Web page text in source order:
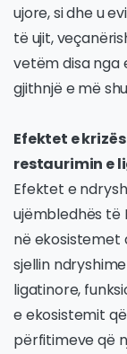
ujore, si dhe u
të ujit,
vetëm disa nga
gjithnjë e më
Efektet e
restaurimin e
Efektet e
ujëmbledhës të
në ekosistemet
sjellin
ligatinore,
e ekosistemit
përfitimeve që